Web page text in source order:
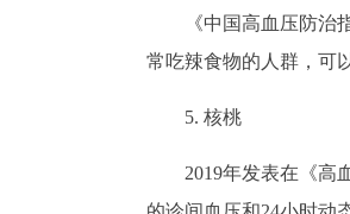
《中国高血压防
常吃辣食物的人群，可
5. 核桃
2019年发表在《高